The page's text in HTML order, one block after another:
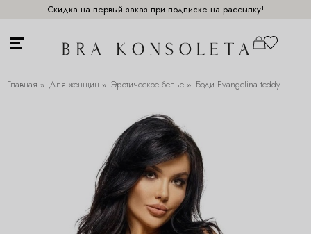
Скидка на первый заказ при подписке на рассылку!
Главная Для женщин Эротическое белье Боди Evangelina teddy